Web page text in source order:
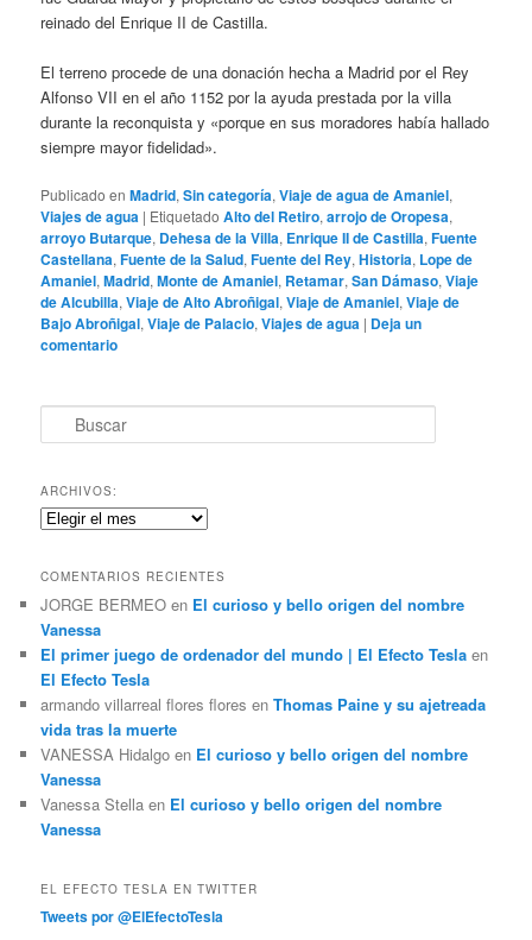
reinado del Enrique II de Castilla.
El terreno procede de una donación hecha a Madrid por el Rey
Alfonso VII en el año 1152 por la ayuda prestada por la villa
durante la reconquista y «porque en sus moradores había hallado
siempre mayor fidelidad».
Publicado en Madrid,Sin categoría,Viaje de agua de Amaniel,
Viajes de agua | Etiquetado Alto del Retiro,arrojo de Oropesa,
arroyo Butarque, Dehesa de la Villa, Enrique II de Castilla,Fuente
Castellana,Fuente de la Salud,Fuente del Rey,Historia, Lope de
Amaniel,Madrid,Monte de Amaniel, Retamar,San Dámaso,Viaje
de Alcubilla,Viaje de Alto Abroñigal,Viaje de Amaniel,Viaje de
Bajo Abroñigal,Viaje de Palacio,Viajes de agua | Deja un
comentario
u
c
a
r
ARCHIVOS:
Archivos:
COMENTARIOS RECIENTES
JORGE BERMEO en El curioso y bello origen del nombre
Vanessa
El primer juego de ordenador del mundo | El Efecto Tesla en
El Efecto Tesla
armando villarreal flores flores enThomas Paine y su ajetreada
vida tras la muerte
VANESSA Hidalgo en El curioso y bello origen del nombre
Vanessa
Vanessa Stella en El curioso y bello origen del nombre
Vanessa
EL EFECTO TESLA EN TWITTER
Tweets por @ElEfectoTesla